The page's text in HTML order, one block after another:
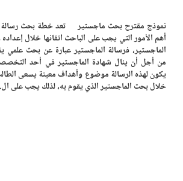
نموذج مقترح بحث ماجستير تعد خطة بحث رسالة
أهم الأمور التي يجب على الباحث اتقانها خلال إعداده
الماجستير، فرسالة الماجستير عبارة عن بحث علمي
من أجل أن ينال شهادة الماجستير في أحد
يكون لهذه الرسالة موضوع وأهداف معينة يسعى
خلال بحث الماجستير الذي يقوم به، لذلك يجب على ال.